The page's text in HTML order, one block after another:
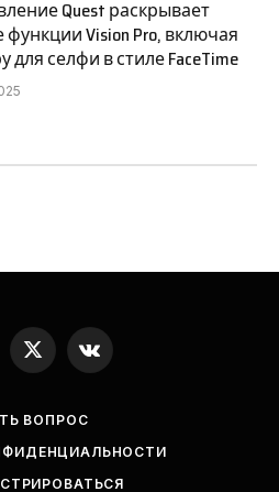
Quest раскрывает
Vision Pro, включая
для селфи в стиле FaceTime
X
(Twitter)
VKontakte
ВОПРОС